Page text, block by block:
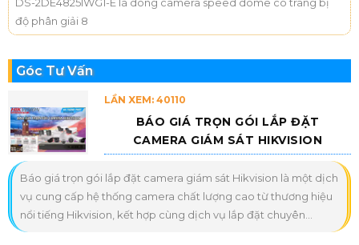
độ phân giải 8
Góc Tư Vấn
LẦN XEM: 40110
BÁO GIÁ TRỌN GÓI LẮP ĐẶT
CAMERA GIÁM SÁT HIKVISION
Báo giá trọn gói lắp đặt camera giám sát Hikvision là một dịch
vụ cung cấp hệ thống camera chất lượng cao từ thương hiệu
nổi tiếng Hikvision, kết hợp cùng dịch vụ lắp đặt chuyên...